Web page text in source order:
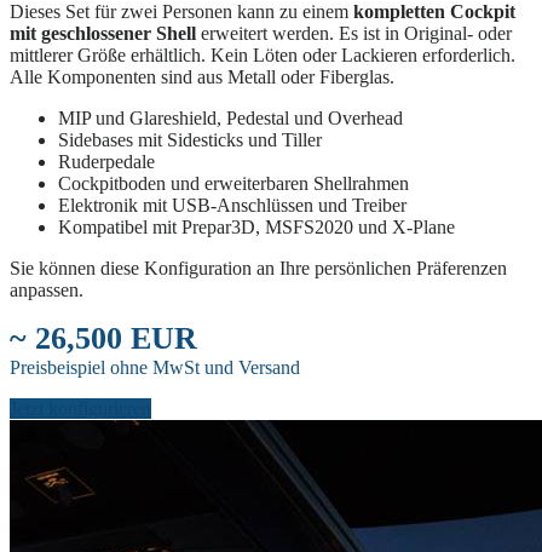
Dieses Set für zwei Personen kann zu einem kompletten Cockpit
mit geschlossener Shell erweitert werden. Es ist in Original- oder
mittlerer Größe erhältlich. Kein Löten oder Lackieren erforderlich.
Alle Komponenten sind aus Metall oder Fiberglas.
MIP und Glareshield, Pedestal und Overhead
Sidebases mit Sidesticks und Tiller
Ruderpedale
Cockpitboden und erweiterbaren Shellrahmen
Elektronik mit USB-Anschlüssen und Treiber
Kompatibel mit Prepar3D, MSFS2020 und X-Plane
Sie können diese Konfiguration an Ihre persönlichen Präferenzen
anpassen.
~ 26,500 EUR
Preisbeispiel ohne MwSt und Versand